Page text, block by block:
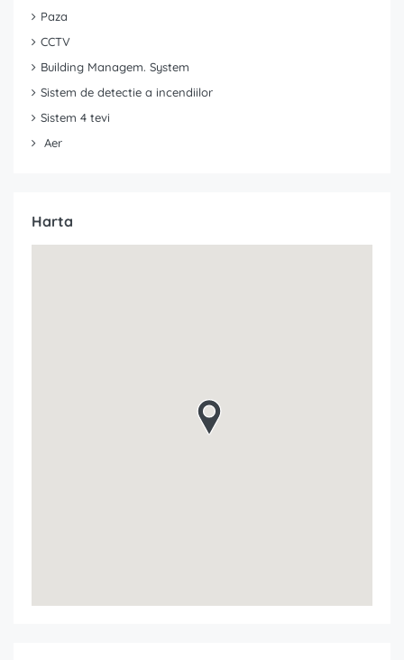
Paza
CCTV
Building Managem. System
Sistem de detectie a incendiilor
Sistem 4 tevi
Aer
Harta